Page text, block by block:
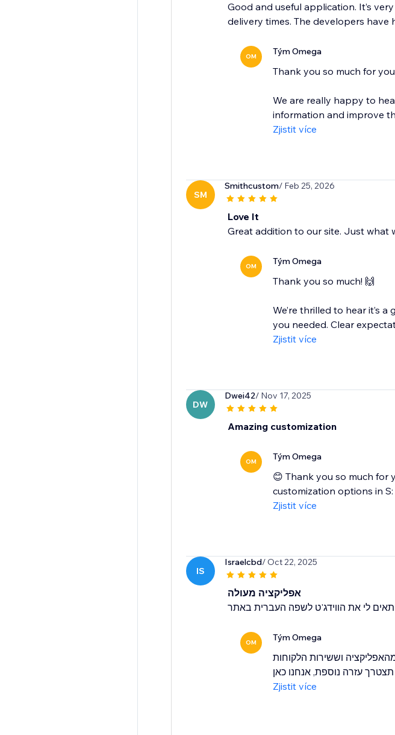
Good and useful application. It’s
delivery times. The developers have
OM Tým Omega
Thank you so much for
We are really happy to
information and improve
Zjistit více
SM
Smithcustom/ Feb 25, 2026
Love It
Great addition to our site. Just what
OM Tým Omega
Thank you so much! 🙌
We’re thrilled to hear it’s
you needed. Clear
Zjistit více
DW
Dwei42/ Nov 17, 2025
Amazing customization
OM Tým Omega
😊 Thank you so much for
customization options in
Zjistit více
IS
Israelcbd/ Oct 22, 2025
אפליקציה מעולה
OM Tým Omega
וששירות הלקוחות
Zjistit více